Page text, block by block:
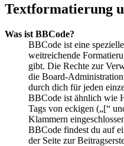
Textformatierung
Was ist BBCode?
BBCode ist eine
weitreichende
gibt. Die Rechte zur
die Board-
durch dich für jeden
BBCode ist ähnlich wie
Tags von eckigen („[“
Klammern
BBCode findest du auf
der Seite zur